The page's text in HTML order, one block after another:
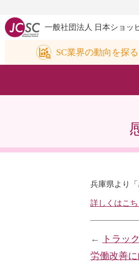
一般社団法人 日本ショッ
SC業界の動向を探る
兵庫県より
詳しくはこち
←
トラッ
労働改善